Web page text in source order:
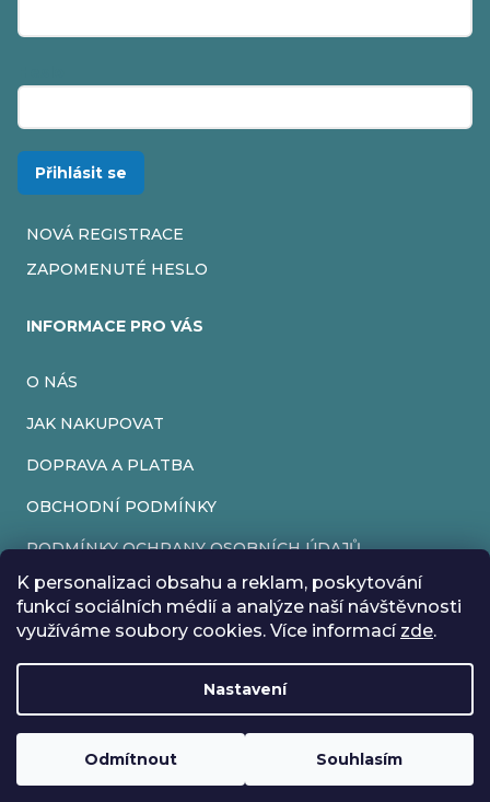
K personalizaci obsahu a reklam, poskytování
funkcí sociálních médií a analýze naší návštěvnosti
využíváme soubory cookies. Více informací zde.
Nastavení
Odmítnout Souhlasím
Rádi bychom vás informovali, že od 17. 7. do 24. 7. včetně
máme z důvodu dovolené zavřeno. Všechny objednávky
budou vyřízeny co nejdříve od 27. 7. :) Přejeme vám krásné
Přihlásit se
NOVÁ REGISTRACE
ZAPOMENUTÉ HESLO
INFORMACE PRO VÁS
O NÁS
JAK NAKUPOVAT
DOPRAVA A PLATBA
OBCHODNÍ PODMÍNKY
PODMÍNKY OCHRANY OSOBNÍCH ÚDAJŮ
VRÁCENÍ ZBOŽÍ
REKLAMACE
Vytvořil Shoptet
Copyright 2026EveryRetroGame. Všechna práva vyhrazena.
Upravit nastavení cookies
Loading